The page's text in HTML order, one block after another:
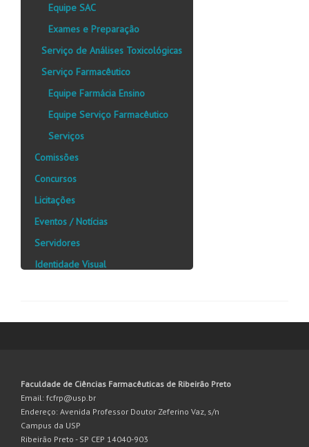
Equipe SAC
Exames e Preparação
Serviço de Análises Toxicológicas
Serviço Farmacêutico
Equipe Farmácia Ensino
Equipe Serviço Farmacêutico
Serviços
Comissões
Concursos
Licitações
Eventos / Notícias
Servidores
Identidade Visual
Faculdade de Ciências Farmacêuticas de Ribeirão Preto
Email: fcfrp@usp.br
Endereço: Avenida Professor Doutor Zeferino Vaz, s/n
Campus da USP
Ribeirão Preto - SP CEP 14040-903